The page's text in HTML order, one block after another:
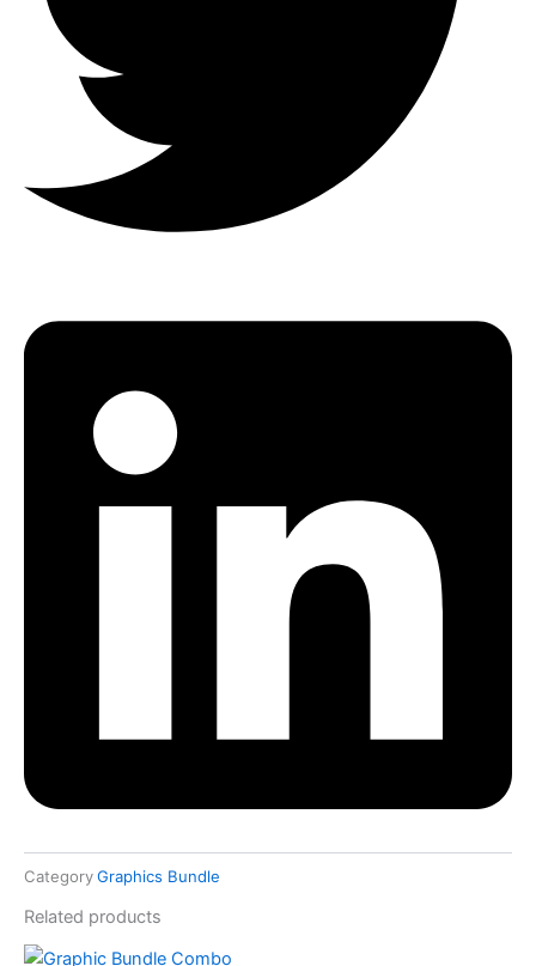
CategoryGraphics Bundle
Related products
Original Current